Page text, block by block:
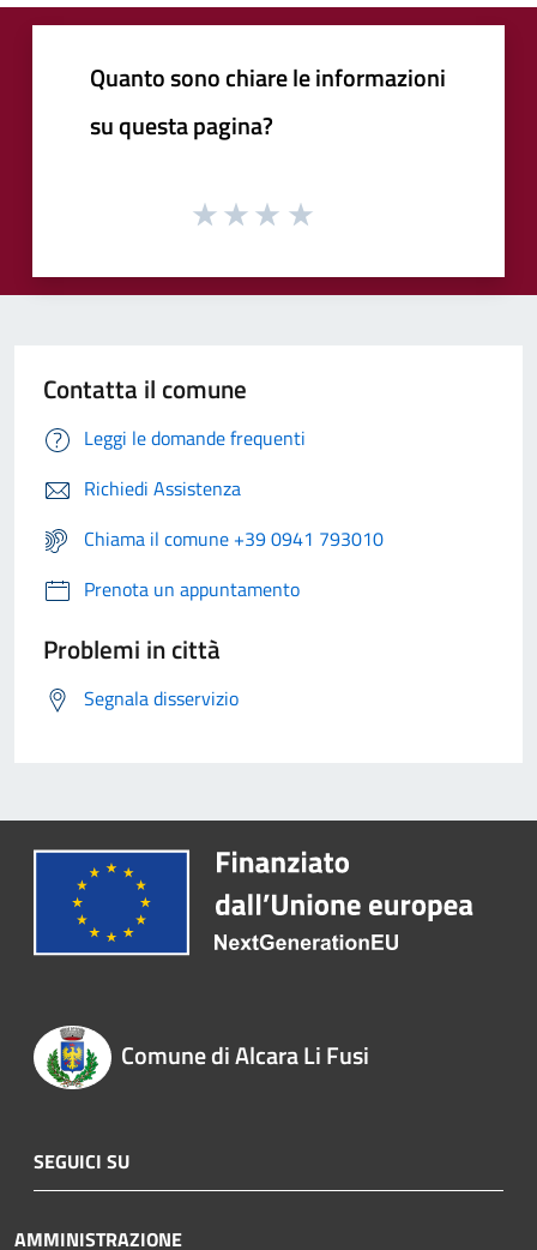
Quanto sono chiare le informazioni
su questa pagina?
Contatta il comune
Leggi le domande frequenti
Richiedi Assistenza
Chiama il comune +39 0941 793010
Prenota un appuntamento
Problemi in città
Segnala disservizio
Comune di Alcara Li Fusi
SEGUICI SU
AMMINISTRAZIONE